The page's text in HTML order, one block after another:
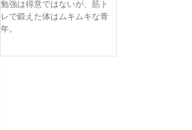
勉強は得意ではないが、筋ト
レで鍛えた体はムキムキな青
年。